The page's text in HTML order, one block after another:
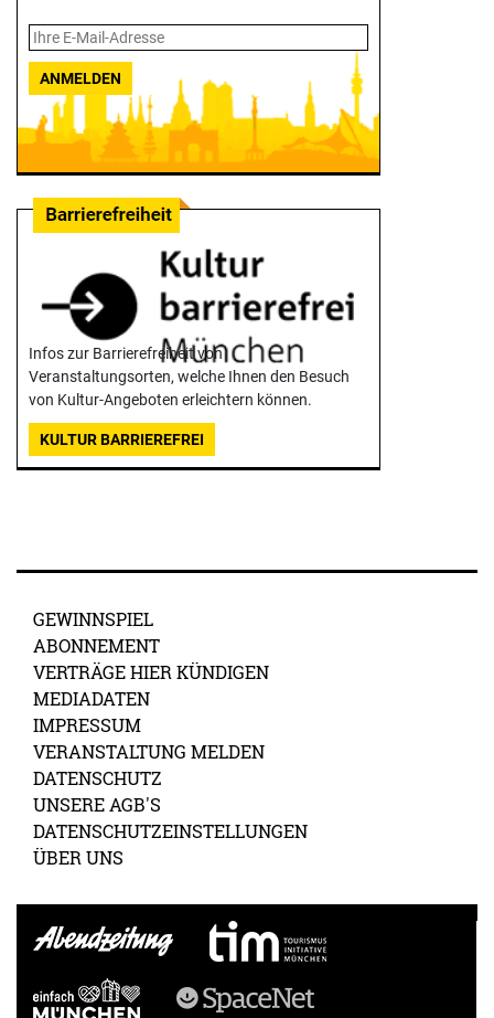
ANMELDEN
Infos zur Barrierefreiheit von
Veranstaltungsorten, welche Ihnen den Besuch
von Kultur-Angeboten erleichtern können.
KULTUR BARRIEREFREI
GEWINNSPIEL
ABONNEMENT
VERTRÄGE HIER KÜNDIGEN
MEDIADATEN
IMPRESSUM
VERANSTALTUNG MELDEN
DATENSCHUTZ
UNSERE AGB'S
DATENSCHUTZEINSTELLUNGEN
ÜBER UNS